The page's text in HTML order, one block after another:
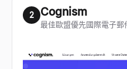
2 Cognism
最佳歐盟優先國際電子郵